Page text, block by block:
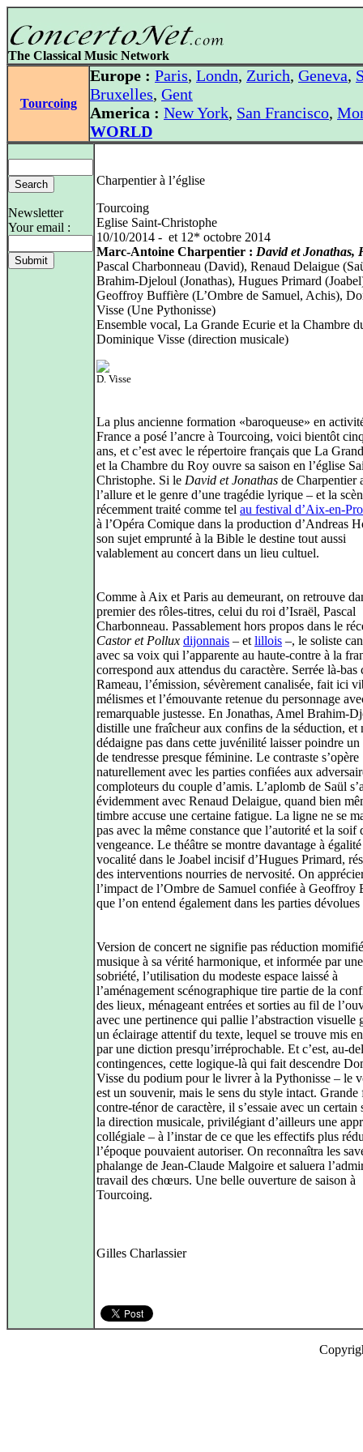
The Classical Music Network
Tourcoing
Europe : Paris, Londn, Zurich, Geneva,
Bruxelles, Gent
America : New York, San Francisco,
WORLD
Newsletter
Your email :
Charpentier à l’église
Tourcoing
Eglise Saint-Christophe
10/10/2014 - et 12* octobre 2014
Marc-Antoine Charpentier : David et Jonathas,
Pascal Charbonneau (David), Renaud Delaigue
Brahim-Djeloul (Jonathas), Hugues Primard
Geoffroy Buffière (L’Ombre de Samuel, Achis),
Visse (Une Pythonisse)
Ensemble vocal, La Grande Ecurie et la Chambre
Dominique Visse (direction musicale)
D. Visse
La plus ancienne formation «baroqueuse» en
France a posé l’ancre à Tourcoing, voici bientôt
ans, et c’est avec le répertoire français que La
et la Chambre du Roy ouvre sa saison en l’église
Christophe. Si le David et Jonathas de Charpentier
l’allure et le genre d’une tragédie lyrique – et la
récemment traité comme tel au festival d’Aix-en-
à l’Opéra Comique dans la production d’Andreas
son sujet emprunté à la Bible le destine tout aussi
valablement au concert dans un lieu cultuel.
Comme à Aix et Paris au demeurant, on retrouve
premier des rôles-titres, celui du roi d’Israël, Pascal
Charbonneau. Passablement hors propos dans le
Castor et Pollux dijonnais – et lillois –, le soliste
avec sa voix qui l’apparente au haute-contre à la
correspond aux attendus du caractère. Serrée là-bas
Rameau, l’émission, sévèrement canalisée, fait ici
mélismes et l’émouvante retenue du personnage
remarquable justesse. En Jonathas, Amel Brahim-
distille une fraîcheur aux confins de la séduction, et
dédaigne pas dans cette juvénilité laisser poindre
de tendresse presque féminine. Le contraste s’opère
naturellement avec les parties confiées aux
comploteurs du couple d’amis. L’aplomb de Saül
évidemment avec Renaud Delaigue, quand bien
timbre accuse une certaine fatigue. La ligne ne se
pas avec la même constance que l’autorité et la soif
vengeance. Le théâtre se montre davantage à
vocalité dans le Joabel incisif d’Hugues Primard,
des interventions nourries de nervosité. On
l’impact de l’Ombre de Samuel confiée à Geoffroy
que l’on entend également dans les parties
Version de concert ne signifie pas réduction
musique à sa vérité harmonique, et informée par
sobriété, l’utilisation du modeste espace laissé à
l’aménagement scénographique tire partie de la
des lieux, ménageant entrées et sorties au fil de
avec une pertinence qui pallie l’abstraction visuelle
un éclairage attentif du texte, lequel se trouve mis
par une diction presqu’irréprochable. Et c’est, au-
contingences, cette logique-là qui fait descendre
Visse du podium pour le livrer à la Pythonisse – le
est un souvenir, mais le sens du style intact.
contre-ténor de caractère, il s’essaie avec un certain
la direction musicale, privilégiant d’ailleurs une
collégiale – à l’instar de ce que les effectifs plus
l’époque pouvaient autoriser. On reconnaîtra les
phalange de Jean-Claude Malgoire et saluera
travail des chœurs. Une belle ouverture de saison à
Tourcoing.
Gilles Charlassier